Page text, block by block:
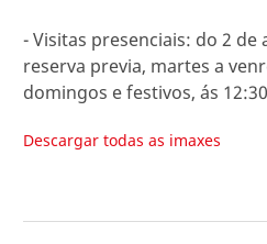
- Visitas presenciais: do 2 de
reserva previa, martes a
domingos e festivos, ás
Descargar todas as imaxes